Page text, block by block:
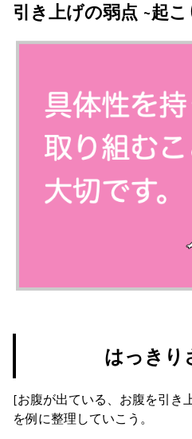
引き上げの弱点 ~起
はっきり
[お腹が出ている、お腹を引き
を例に整理していこう。